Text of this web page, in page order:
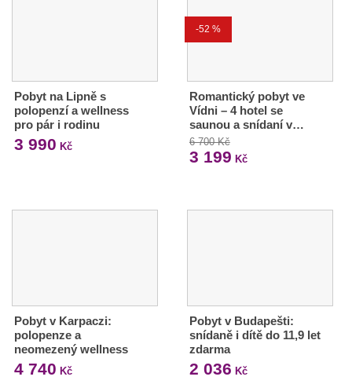
Pobyt na Lipně s
polopenzí a wellness
pro pár i rodinu
3 990 Kč
-52 %
Romantický pobyt ve
Vídni – 4 hotel se
saunou a snídaní v…
6 700 Kč
3 199 Kč
Pobyt v Karpaczi:
polopenze a
neomezený wellness
4 740 Kč
Pobyt v Budapešti:
snídaně i dítě do 11,9 let
zdarma
2 036 Kč